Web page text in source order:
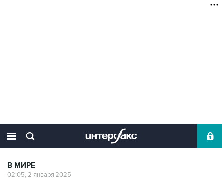
В МИРЕ
02:05, 2 января 2025